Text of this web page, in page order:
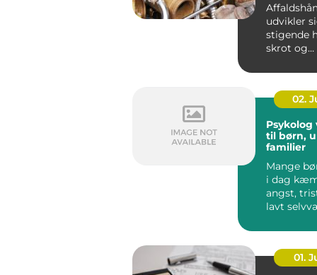
udvikler
stigende
skrot og
stramme...
02.
Psykolog
til børn,
familier
Mange
i dag
angst,
lavt
01.